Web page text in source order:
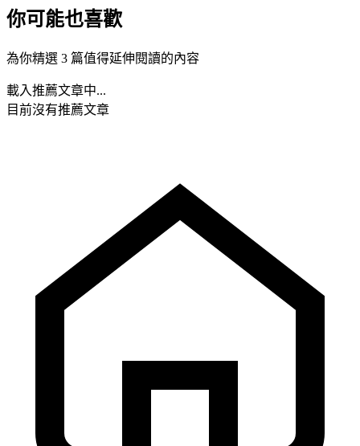
你可能也喜歡
為你精選 3 篇值得延伸閱讀的內容
載入推薦文章中...
目前沒有推薦文章